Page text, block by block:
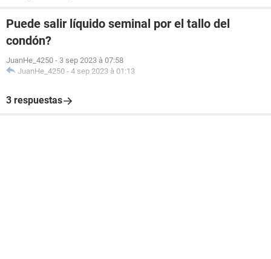
Puede salir líquido seminal por el tallo del
condón?
JuanHe_4250 - 3 sep 2023 à 07:58
JuanHe_4250 - 4 sep 2023 à 01:13
3 respuestas